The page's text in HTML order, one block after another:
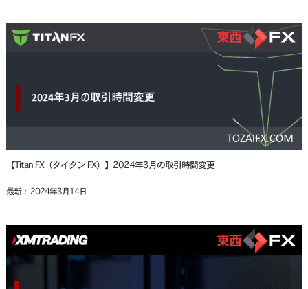
【Titan FX（タイタン FX）】2024年3月の取引時間変更
最新： 2024年3月14日